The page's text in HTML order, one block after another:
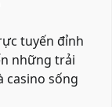
tuyến đỉnh
những trải
casino sống